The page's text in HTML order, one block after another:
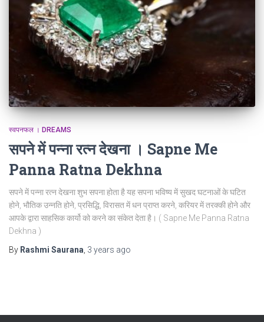
स्वपनफल । DREAMS
सपने में पन्ना रत्न देखना । Sapne Me
Panna Ratna Dekhna
सपने में पन्ना रत्न देखना शुभ सपना होता है यह सपना भविष्य में सुखद घटनाओं के घटित
होने, भौतिक उन्नति होने, प्रसिद्धि, विरासत में धन प्राप्त करने, करियर में तरक्की होने और
आपके द्वारा साहसिक कार्यो को करने का संकेत देता है। ( Sapne Me Panna Ratna
Dekhna )
By Rashmi Saurana 3 years ago